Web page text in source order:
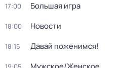
17:00 Большая игра
18:00 Новости
18:15 Давай поженимся!